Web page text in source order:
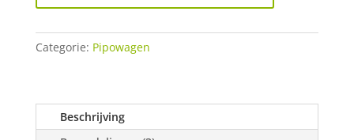
Categorie: Pipowagen
Beschrijving